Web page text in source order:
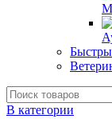
В категории